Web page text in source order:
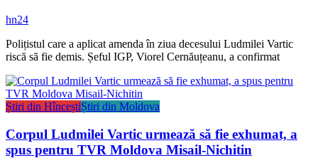
hn24
Polițistul care a aplicat amenda în ziua decesului Ludmilei Vartic
riscă să fie demis. Șeful IGP, Viorel Cernăuțeanu, a confirmat
Știri din HînceștiȘtiri din Moldova
Corpul Ludmilei Vartic urmează să fie exhumat, a
spus pentru TVR Moldova Misail-Nichitin